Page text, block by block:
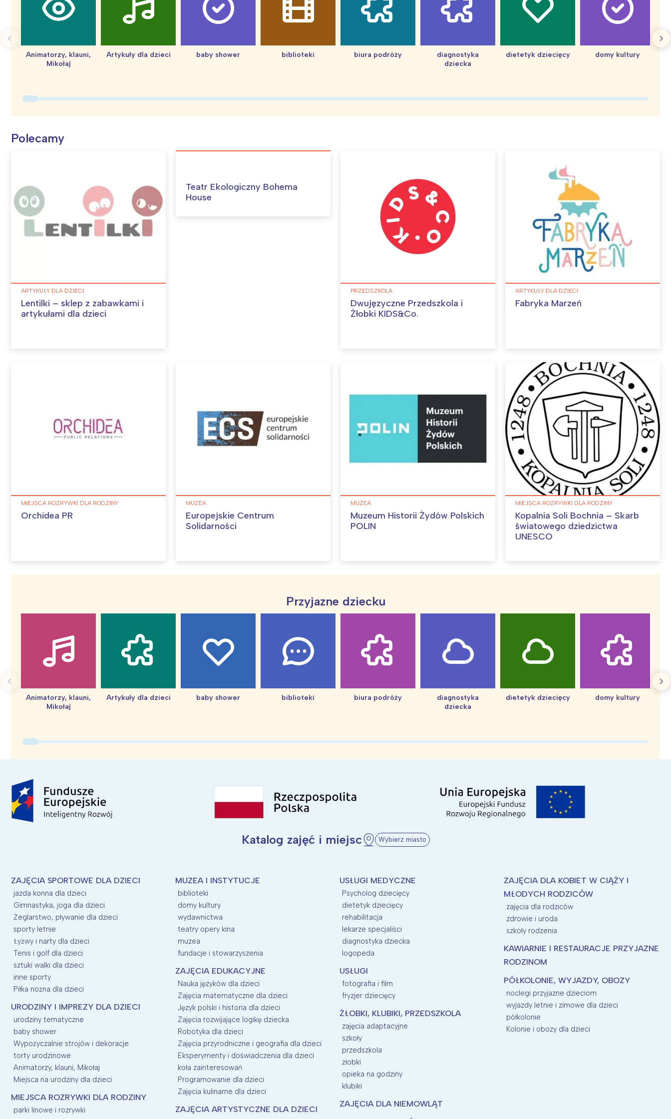
Animatorzy, klauni,
Mikołaj
Artykuły dla dzieci baby shower biblioteki biura podróży
diagnostyka
dziecka
dietetyk dziecięcy
domy kultury
Polecamy
ARTYKUŁY DLA DZIECI
Lentilki – sklep z zabawkami i
artykułami dla dzieci
Teatr Ekologiczny Bohema
House
PRZEDSZKOLA
Dwujęzyczne Przedszkola i
Żłobki KIDS&Co.
ARTYKUŁY DLA DZIECI
Fabryka Marzeń
MIEJSCA ROZRYWKI DLA RODZINY
Orchidea PR
MUZEA
Europejskie Centrum
Solidarności
MUZEA
Muzeum Historii Żydów Polskich
POLIN
MIEJSCA ROZRYWKI DLA RODZINY
Kopalnia Soli Bochnia – Skarb
światowego dziedzictwa
UNESCO
Przyjazne dziecku
Animatorzy, klauni,
Mikołaj
Artykuły dla dzieci baby shower biblioteki biura podróży
diagnostyka
dziecka
dietetyk dziecięcy
domy kultury
Katalog zajęć i miejsc Wybierz miasto
ZAJĘCIA SPORTOWE DLA DZIECI
jazda konna dla dzieci
Gimnastyka, joga dla dzieci
Żeglarstwo, pływanie dla dzieci
sporty letnie
Łyżwy i narty dla dzieci
Tenis i golf dla dzieci
sztuki walki dla dzieci
inne sporty
Piłka nożna dla dzieci
URODZINY I IMPREZY DLA DZIECI
urodziny tematyczne
baby shower
Wypożyczalnie strojów i dekoracje
torty urodzinowe
Animatorzy, klauni, Mikołaj
Miejsca na urodziny dla dzieci
MIEJSCA ROZRYWKI DLA RODZINY
parki linowe i rozrywki
MUZEA I INSTYTUCJE
biblioteki
domy kultury
wydawnictwa
teatry opery kina
muzea
fundacje i stowarzyszenia
ZAJĘCIA EDUKACYJNE
Nauka języków dla dzieci
Zajęcia matematyczne dla dzieci
Język polski i historia dla dzieci
Zajęcia rozwijające logikę dziecka
Robotyka dla dzieci
Zajęcia przyrodniczne i geografia dla dzieci
Eksperymenty i doświadczenia dla dzieci
koła zainteresowań
Programowanie dla dzieci
Zajęcia kulinarne dla dzieci
ZAJĘCIA ARTYSTYCZNE DLA DZIECI
USŁUGI MEDYCZNE
Psycholog dziecięcy
dietetyk dziecięcy
rehabilitacja
lekarze specjaliści
diagnostyka dziecka
logopeda
USŁUGI
fotografia i film
fryzjer dziecięcy
ŻŁOBKI, KLUBIKI, PRZEDSZKOLA
zajęcia adaptacyjne
szkoły
przedszkola
żłobki
opieka na godziny
klubiki
ZAJĘCIA DLA NIEMOWLĄT
ZAJĘCIA DLA KOBIET W CIĄŻY I
MŁODYCH RODZICÓW
zajęcia dla rodziców
zdrowie i uroda
szkoły rodzenia
KAWIARNIE I RESTAURACJE PRZYJAZNE
RODZINOM
PÓŁKOLONIE, WYJAZDY, OBOZY
noclegi przyjazne dzieciom
wyjazdy letnie i zimowe dla dzieci
półkolonie
Kolonie i obozy dla dzieci
Trójmiasto
Poznań
Południe
Północ